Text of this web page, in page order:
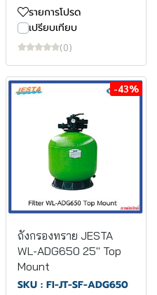
รายการโปรด
เปรียบเทียบ
(0)
-43%
ถังกรองทราย JESTA
WL-ADG650 25" Top
Mount
SKU : FI-JT-SF-ADG650